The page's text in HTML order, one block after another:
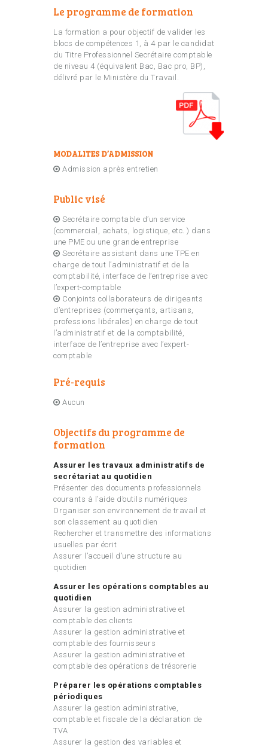
Le programme de formation
La formation a pour objectif de valider les
blocs de compétences 1, à 4 par le candidat
du Titre Professionnel Secrétaire comptable
de niveau 4 (équivalent Bac, Bac pro, BP),
délivré par le Ministère du Travail.
MODALITES D’ADMISSION
Admission après entretien
Public visé
Secrétaire comptable d’un service
(commercial, achats, logistique, etc. ) dans
une PME ou une grande entreprise
Secrétaire assistant dans une TPE en
charge de tout l’administratif et de la
comptabilité, interface de l’entreprise avec
l’expert-comptable
Conjoints collaborateurs de dirigeants
d’entreprises (commerçants, artisans,
professions libérales) en charge de tout
l’administratif et de la comptabilité,
interface de l’entreprise avec l’expert-
comptable
Pré-requis
Aucun
Objectifs du programme de
formation
Assurer les travaux administratifs de
secrétariat au quotidien
Présenter des documents professionnels
courants à l’aide d’outils numériques
Organiser son environnement de travail et
son classement au quotidien
Rechercher et transmettre des informations
usuelles par écrit
Assurer l’accueil d’une structure au
quotidien
Assurer les opérations comptables au
quotidien
Assurer la gestion administrative et
comptable des clients
Assurer la gestion administrative et
comptable des fournisseurs
Assurer la gestion administrative et
comptable des opérations de trésorerie
Préparer les opérations comptables
périodiques
Assurer la gestion administrative,
comptable et fiscale de la déclaration de
TVA
Assurer la gestion des variables et